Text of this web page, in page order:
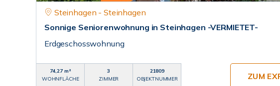
Steinhagen - Steinhagen
Sonnige Seniorenwohnung in Steinhagen -VERMIETET-
Erdgeschosswohnung
74,27 m²
WOHNFLÄCHE
3
ZIMMER
21809
OBJEKTNUMMER
ZUM